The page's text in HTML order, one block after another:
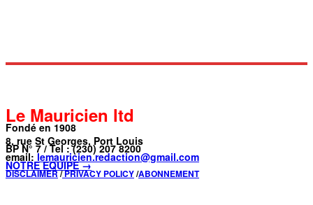
Le Mauricien ltd
Fondé en 1908
8, rue St Georges, Port Louis
BP N° 7 / Tel : (230) 207 8200
email: lemauricien.redaction@gmail.com
NOTRE ÉQUIPE →
DISCLAIMER/PRIVACY POLICY/ABONNEMENT